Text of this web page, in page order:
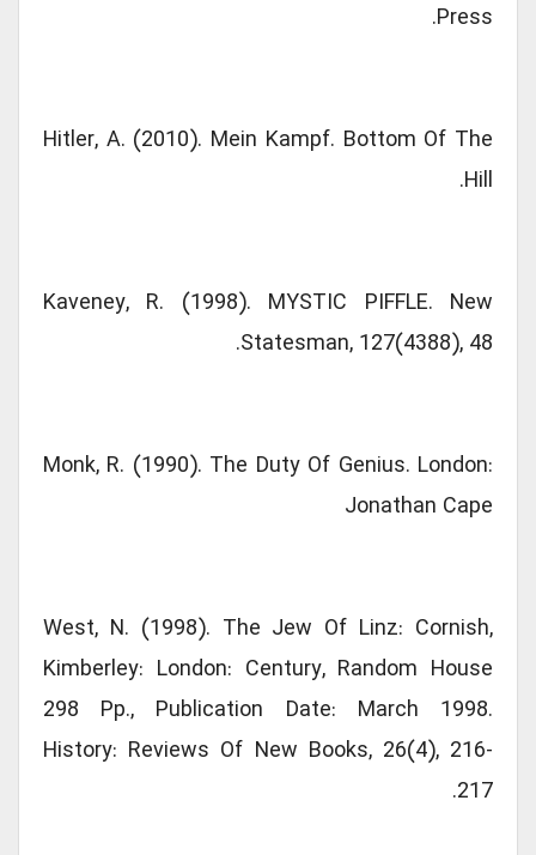
Press.
Hitler, A. (2010). Mein Kampf. Bottom Of The
Hill.
Kaveney, R. (1998). MYSTIC PIFFLE. New
Statesman, 127(4388), 48.
Monk, R. (1990). The Duty Of Genius. London:
Jonathan Cape
West, N. (1998). The Jew Of Linz: Cornish,
Kimberley: London: Century, Random House
298 Pp., Publication Date: March 1998.
History: Reviews Of New Books, 26(4), 216-
217.